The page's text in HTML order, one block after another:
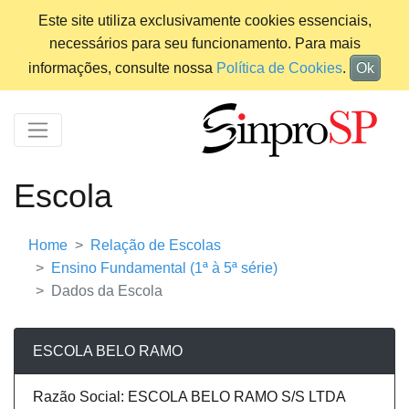
Este site utiliza exclusivamente cookies essenciais,
necessários para seu funcionamento. Para mais
informações, consulte nossa Política de Cookies. Ok
Escola
Home
Relação de Escolas
Ensino Fundamental (1ª à 5ª série)
Dados da Escola
ESCOLA BELO RAMO
Razão Social: ESCOLA BELO RAMO S/S LTDA